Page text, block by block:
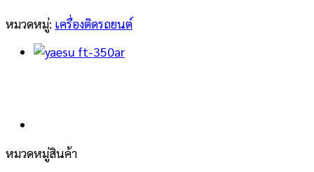
หมวดหมู่: เครื่องติดรถยนต์
หมวดหมู่สินค้า